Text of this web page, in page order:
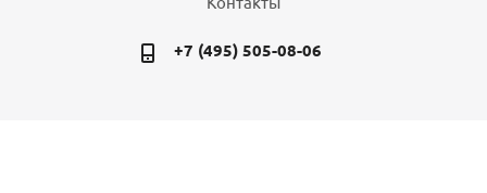
+7 (495) 505-08-06